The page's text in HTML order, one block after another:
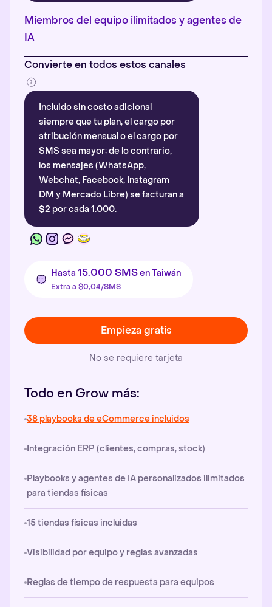
Más información
Miembros del equipo ilimitados y agentes de
IA
Convierte en todos estos canales
Incluido sin costo adicional
siempre que tu plan, el cargo por
atribución mensual o el cargo por
SMS sea mayor; de lo contrario,
los mensajes (WhatsApp,
Webchat, Facebook, Instagram
DM y Mercado Libre) se facturan a
$2 por cada 1.000.
Hasta 15.000 SMSen Taiwán
Extra a $0,04/SMS
Empieza gratis
No se requiere tarjeta
Todo en Grow más:
38 playbooks de eCommerce incluidos
Integración ERP (clientes, compras, stock)
Playbooks y agentes de IA personalizados ilimitados
para tiendas físicas
15 tiendas físicas incluidas
Visibilidad por equipo y reglas avanzadas
Reglas de tiempo de respuesta para equipos